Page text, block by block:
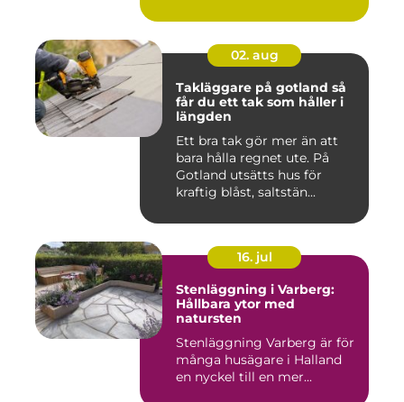
02. aug
Takläggare på gotland så
får du ett tak som håller i
längden
Ett bra tak gör mer än att
bara hålla regnet ute. På
Gotland utsätts hus för
kraftig blåst, saltstän...
16. jul
Stenläggning i Varberg:
Hållbara ytor med
natursten
Stenläggning Varberg är för
många husägare i Halland
en nyckel till en mer...